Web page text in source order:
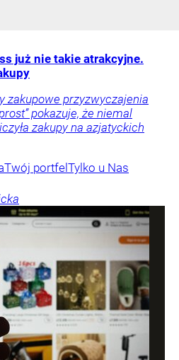
już nie takie atrakcyjne.
zakupowe przyzwyczajenia
pokazuje, że niemal
zakupy na azjatyckich
Twój portfel Tylko u Nas